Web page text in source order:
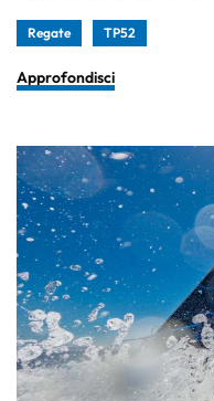
Regate TP52
Approfondisci